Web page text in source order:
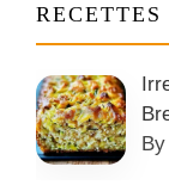
RECETTES